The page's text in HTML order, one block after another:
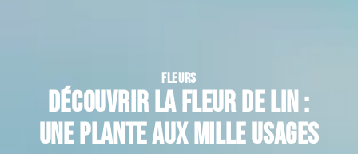
FLEURS
Découvrir la fleur de lin :
une plante aux mille usages